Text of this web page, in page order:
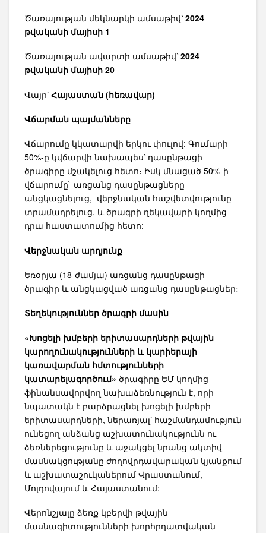
Ծառայության մեկնարկի ամսաթիվ՝2024
թվականի մայիսի 1
Ծառայության ավարտի ամսաթիվ՝2024
թվականի մայիսի 20
Վայր՝Հայաստան (հեռավար)
Վճարման պայմանները
Վճարումը կկատարվի երկու փուլով: Գումարի
50%-ը կվճարվի նախապես՝ դասընթացի
ծրագիրը մշակելուց հետո։ Իսկ մնացած 50%-ի
վճարումը` առցանց դասընթացները
անցկացնելուց, վերջնական հաշվետվությունը
տրամադրելուց, և ծրագրի ղեկավարի կողմից
դրա հաստատումից հետո:
Վերջնական արդյունք
Եռօրյա (18-ժամյա) առցանց դասընթացի
ծրագիր և անցկացված առցանց դասընթացներ։
Տեղեկություններ ծրագրի մասին
«Խոցելի խմբերի երիտասարդների թվային
կարողունակությունների և կարիերայի
կառավարման հմտությունների
կատարելագործում» ծրագիրը ԵՄ կողմից
ֆինանսավորվող նախաձեռնություն է, որի
նպատակն է բարձրացնել խոցելի խմբերի
երիտասարդների, ներառյալ՝ հաշմանդամություն
ունեցող անձանց աշխատունակությունն ու
ձեռներեցությունը և աջակցել նրանց ակտիվ
մասնակցությանը ժողովրդավարական կյանքում
և աշխատաշուկաներում Վրաստանում,
Մոլդովայում և Հայաստանում:
Վերոնշյալը ձեռք կբերվի թվային
մասնագիտությունների խորհրդատվական